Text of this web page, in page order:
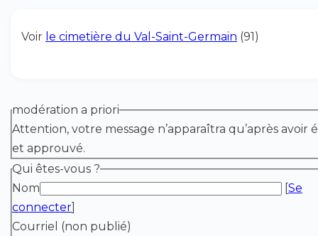
Voir le cimetière du Val-Saint-Germain (91)
modération a priori
Attention, votre message n’apparaîtra qu’après avoir
et approuvé.
Qui êtes-vous ?
Nom
[Se
connecter]
Courriel (non publié)